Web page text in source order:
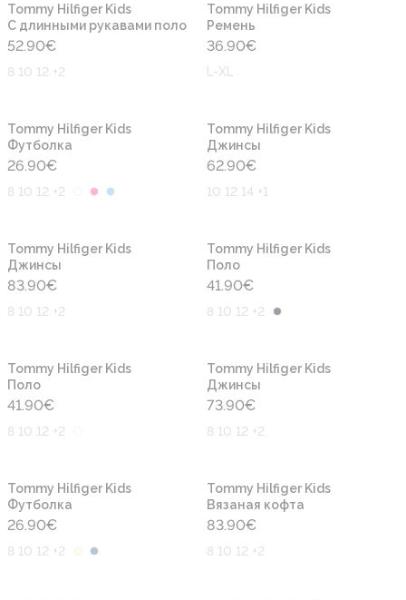
Tommy Hilfiger Kids
С длинными рукавами поло
52.90€
8 10 12 +2
Tommy Hilfiger Kids
Ремень
36.90€
L-XL
Tommy Hilfiger Kids
Футболка
26.90€
8 10 12 +2
Tommy Hilfiger Kids
Джинсы
62.90€
10 12 14 +1
Tommy Hilfiger Kids
Джинсы
83.90€
8 10 12 +2
Tommy Hilfiger Kids
Поло
41.90€
8 10 12 +2
Tommy Hilfiger Kids
Поло
41.90€
8 10 12 +2
Tommy Hilfiger Kids
Джинсы
73.90€
8 10 12 +2
Tommy Hilfiger Kids
Футболка
26.90€
8 10 12 +2
Tommy Hilfiger Kids
Вязаная кофта
83.90€
8 10 12 +2